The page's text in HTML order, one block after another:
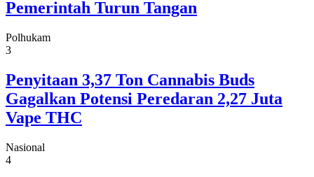
Pemerintah Turun Tangan
Polhukam
3
Penyitaan 3,37 Ton Cannabis Buds
Gagalkan Potensi Peredaran 2,27 Juta
Vape THC
Nasional
4